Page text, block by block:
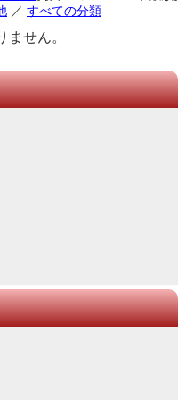
／ すべての分類
せん。